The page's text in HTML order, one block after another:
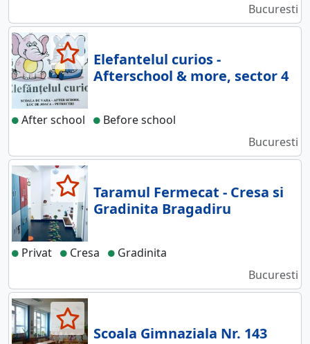
Bucuresti
Elefantelul curios -
Afterschool & more, sector 4
After school
Before school
Bucuresti
Taramul Fermecat - Cresa si
Gradinita Bragadiru
Privat Cresa
Gradinita
Bucuresti
Scoala Gimnaziala Nr. 143